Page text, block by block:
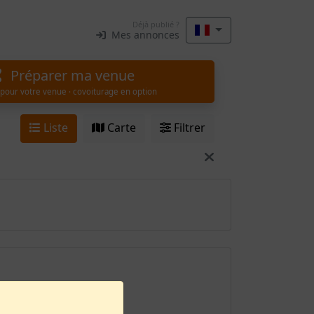
Déjà publié ?
Mes annonces
Préparer ma venue
votre venue · covoiturage en option
Liste Carte
Filtrer